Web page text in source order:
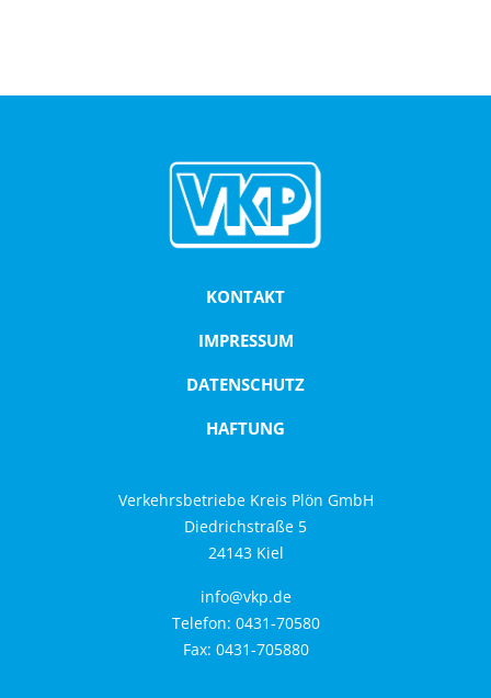
Weitere Verkehrsunternehmen
Online bestellen
Deutschland-Schulticket
Abo hier kündigen
KARRIERE
Busfahrer (m/w/d) in Vollzeit für die
Betriebshöfe Bornhöved, Lütjenburg, Preetz
Bauingenieur (m/w/d)
Objekt-/Liegenschaftsbetreuung
KONTAKT
IMPRESSUM
DATENSCHUTZ
HAFTUNG
Verkehrsbetriebe Kreis Plön GmbH
Diedrichstraße 5
24143 Kiel
info@vkp.de
Telefon: 0431-70580
Fax: 0431-705880